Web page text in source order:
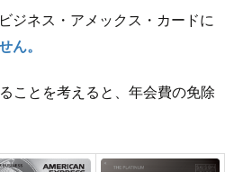
ジネス・アメックス・カードに
ん。
ことを考えると、年会費の免除